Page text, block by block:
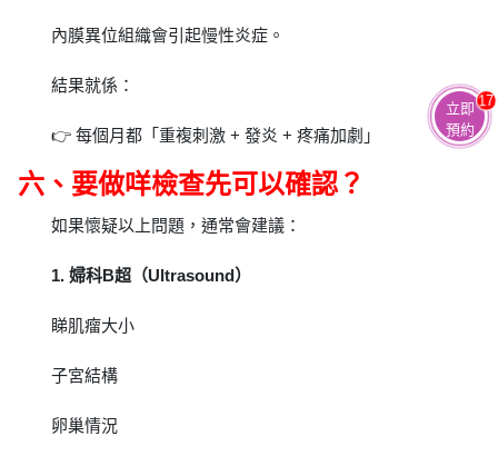
內膜異位組織會引起慢性炎症。
結果就係：
👉 每個月都「重複刺激 + 發炎 + 疼痛加劇」
六、要做咩檢查先可以確認？
如果懷疑以上問題，通常會建議：
1. 婦科B超（Ultrasound）
睇肌瘤大小
子宮結構
卵巢情況
立即
預約
17